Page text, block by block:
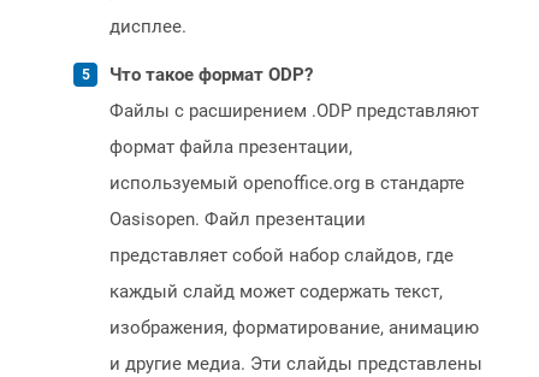
дисплее.
Что такое формат ODP?
Файлы с расширением .ODP представляют
формат файла презентации,
используемый openoffice.org в стандарте
Oasisopen. Файл презентации
представляет собой набор слайдов, где
каждый слайд может содержать текст,
изображения, форматирование, анимацию
и другие медиа. Эти слайды представлены